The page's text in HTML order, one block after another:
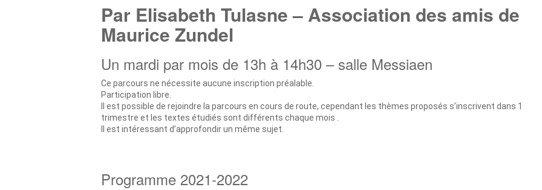
Par Elisabeth Tulasne – Association des amis de
Maurice Zundel
Un mardi par mois de 13h à 14h30 – salle Messiaen
Ce parcours ne nécessite aucune inscription préalable.
Participation libre.
Il est possible de rejoindre la parcours en cours de route, cependant les thèmes proposés s’inscrivent dans 1
trimestre et les textes étudiés sont différents chaque mois .
Il est intéressant d’approfondir un même sujet.
Programme 2021-2022